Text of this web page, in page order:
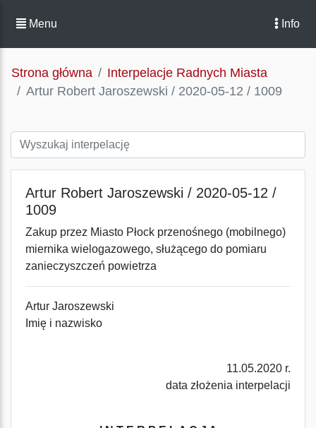
Menu Info
Strona główna
Interpelacje Radnych Miasta
Artur Robert Jaroszewski / 2020-05-12 / 1009
Artur Robert Jaroszewski / 2020-05-12 /
1009
Zakup przez Miasto Płock przenośnego (mobilnego)
miernika wielogazowego, służącego do pomiaru
zanieczyszczeń powietrza
Artur Jaroszewski
Imię i nazwisko
11.05.2020 r.
data złożenia interpelacji